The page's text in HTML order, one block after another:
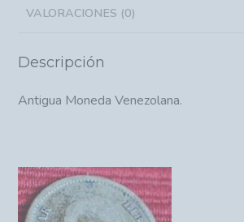
VALORACIONES (0)
Descripción
Antigua Moneda Venezolana.